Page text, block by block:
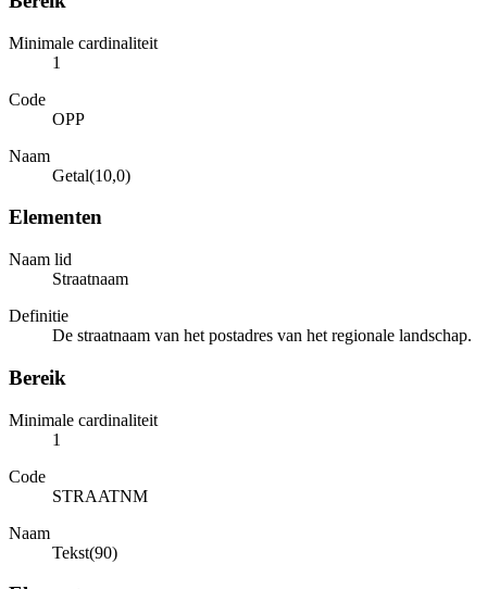
Minimale cardinaliteit
1
Code
OPP
Naam
Getal(10,0)
Elementen
Naam lid
Straatnaam
Definitie
De straatnaam van het postadres van het regionale landschap.
Bereik
Minimale cardinaliteit
1
Code
STRAATNM
Naam
Tekst(90)